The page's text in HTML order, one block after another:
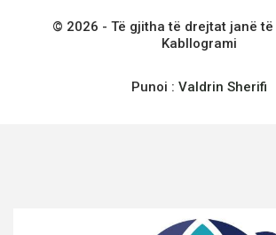
© 2026 - Të gjitha të drejtat janë
Kabllogrami
Punoi : Valdrin Sherifi